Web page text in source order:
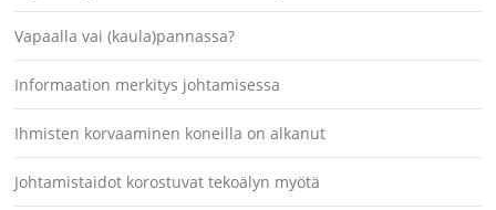
Vapaalla vai (kaula)pannassa?
Informaation merkitys johtamisessa
Ihmisten korvaaminen koneilla on alkanut
Johtamistaidot korostuvat tekoälyn myötä